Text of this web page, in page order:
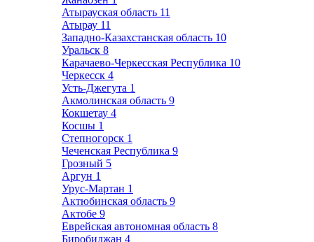
Атырауская область 11
Атырау 11
Западно-Казахстанская область 10
Уральск 8
Карачаево-Черкесская Республика 10
Черкесск 4
Усть-Джегута 1
Акмолинская область 9
Кокшетау 4
Косшы 1
Степногорск 1
Чеченская Республика 9
Грозный 5
Аргун 1
Урус-Мартан 1
Актюбинская область 9
Актобе 9
Еврейская автономная область 8
Биробиджан 4